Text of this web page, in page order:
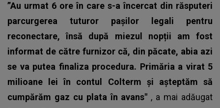
”Au urmat 6 ore în care s-a încercat din răsputeri
parcurgerea tuturor pașilor legali pentru
reconectare, însă după miezul nopții am fost
informat de către furnizor că, din păcate, abia azi
se va putea finaliza procedura. Primăria a virat 5
milioane lei în contul Colterm și așteptăm să
cumpărăm gaz cu plata în avans" , a mai adăugat